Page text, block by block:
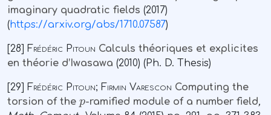
imaginary quadratic fields (2017)
(https://arxiv.org/abs/1710.07587)
[28] Frédéric Pitoun Calculs théoriques et explicites
en théorie d’Iwasawa (2010) (Ph. D. Thesis)
[29] Frédéric Pitoun; Firmin Varescon Computing the
torsion of the
-ramified module of a number field,